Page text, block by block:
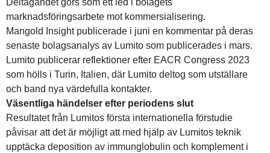
Deltagandet görs som ett led i bolagets
marknadsföringsarbete mot kommersialisering.
Mangold Insight publicerade i juni en kommentar på deras
senaste bolagsanalys av Lumito som publicerades i mars.
Lumito publicerar reflektioner efter EACR Congress 2023
som hölls i Turin, Italien, där Lumito deltog som utställare
och band nya värdefulla kontakter.
Väsentliga händelser efter periodens slut
Resultatet från Lumitos första internationella förstudie
påvisar att det är möjligt att med hjälp av Lumitos teknik
upptäcka deposition av immunglobulin och komplement i